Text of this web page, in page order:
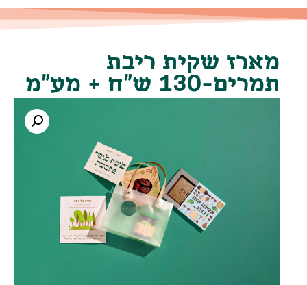
מארז שקית ריבת
תמרים-130 ש"ח + מע"מ